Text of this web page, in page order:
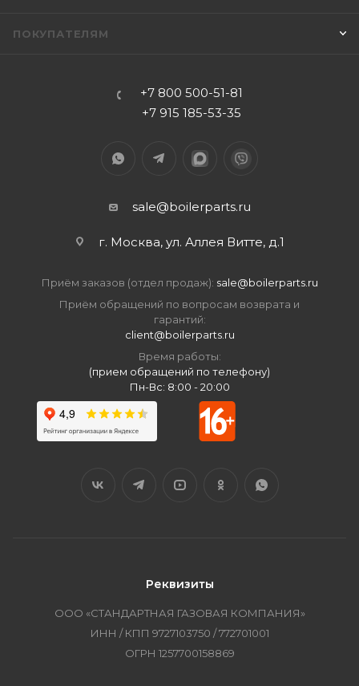
ПОКУПАТЕЛЯМ
+7 800 500-51-81
+7 915 185-53-35
sale@boilerparts.ru
г. Москва, ул. Аллея Витте, д.1
Приём заказов (отдел продаж): sale@boilerparts.ru
Приём обращений по вопросам возврата и
гарантий:
client@boilerparts.ru
Время работы:
(прием обращений по телефону)
Пн-Вс: 8:00 - 20:00
Реквизиты
ООО «СТАНДАРТНАЯ ГАЗОВАЯ КОМПАНИЯ»
ИНН / КПП 9727103750 / 772701001
ОГРН 1257700158869